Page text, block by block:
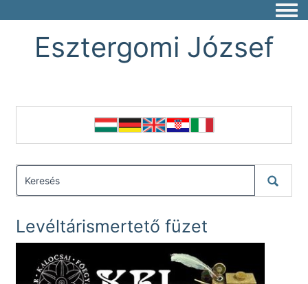
Esztergomi József
Levéltárismertető füzet